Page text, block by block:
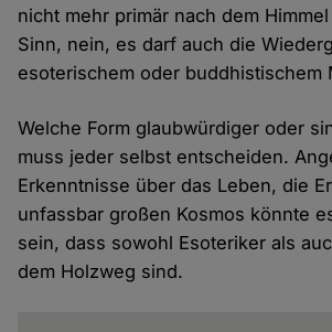
nicht mehr primär nach dem
Sinn, nein, es darf auch die
esoterischem oder buddhistischem
Welche Form glaubwürdiger oder
muss jeder selbst entscheiden.
Erkenntnisse über das Leben, die
unfassbar großen Kosmos könnte
sein, dass sowohl Esoteriker als
dem Holzweg sind.